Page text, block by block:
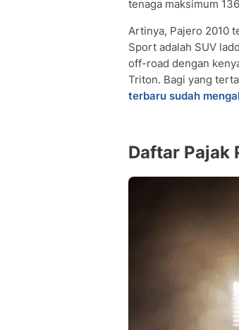
tenaga maksimum
Artinya, Pajero 2010
Sport adalah SUV
off-road dengan
Triton. Bagi yang
terbaru sudah
Daftar Pajak